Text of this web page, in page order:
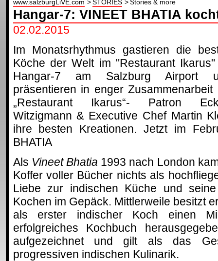
www.salzburgLiVE.com STORIES Stories & more
Hangar-7: VINEET BHATIA
02.02.2015
Im Monatsrhythmus gastieren die
Köche der Welt im "Restaurant
Hangar-7 am Salzburg Airport
präsentieren in enger Zusammenarbeit
„Restaurant Ikarus“- Patron
Witzigmann & Executive Chef Martin
ihre besten Kreationen. Jetzt im
BHATIA
Als Vineet Bhatia 1993 nach London
Koffer voller Bücher nichts als
Liebe zur indischen Küche und
Kochen im Gepäck. Mittlerweile besitzt
als erster indischer Koch einen
erfolgreiches Kochbuch
aufgezeichnet und gilt als das
progressiven indischen Kulinarik.